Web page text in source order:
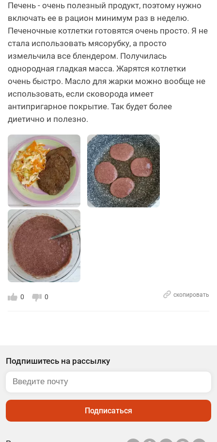
Печень - очень полезный продукт, поэтому нужно
включать ее в рацион минимум раз в неделю.
Печеночные котлетки готовятся очень просто. Я не
стала использовать мясорубку, а просто
измельчила все блендером. Получилась
однородная гладкая масса. Жарятся котлетки
очень быстро. Масло для жарки можно вообще не
использовать, если сковорода имеет
антипригарное покрытие. Так будет более
диетично и полезно.
0 0 скопировать
Подпишитесь на рассылку
Подписаться